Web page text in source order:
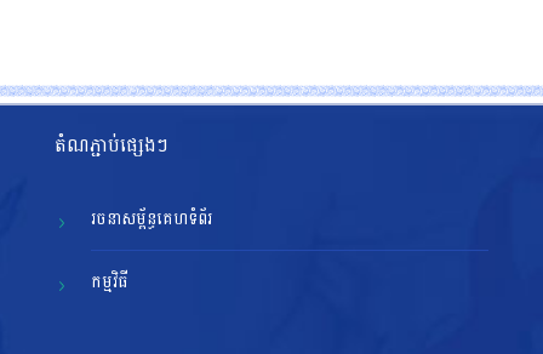
តំណភ្ជាប់ផ្សេងៗ
រចនាសម្ព័ន្ធគេហទំព័រ
កម្មវិធី